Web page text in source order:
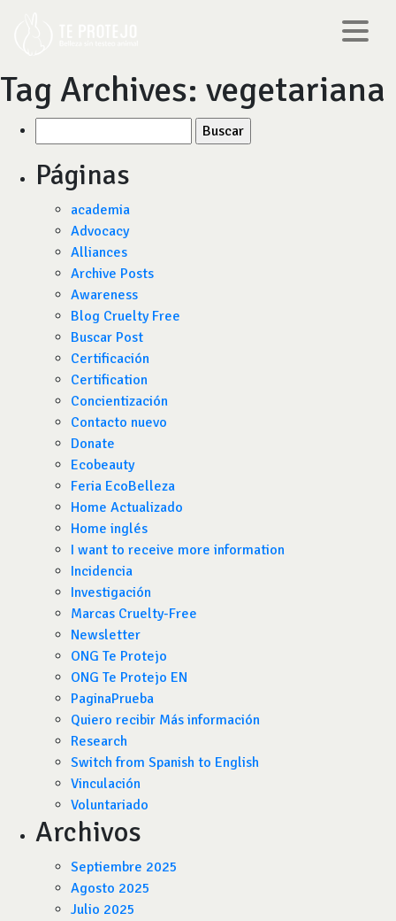
Tag Archives: vegetariana
por:
Páginas
academia
Advocacy
Alliances
Archive Posts
Awareness
Blog Cruelty Free
Buscar Post
Certificación
Certification
Concientización
Contacto nuevo
Donate
Ecobeauty
Feria EcoBelleza
Home Actualizado
Home inglés
I want to receive more information
Incidencia
Investigación
Marcas Cruelty-Free
Newsletter
ONG Te Protejo
ONG Te Protejo EN
PaginaPrueba
Quiero recibir Más información
Research
Switch from Spanish to English
Vinculación
Voluntariado
Archivos
Septiembre 2025
Agosto 2025
Julio 2025